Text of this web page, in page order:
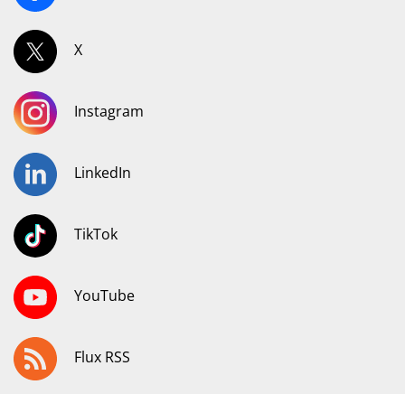
X
Instagram
LinkedIn
TikTok
YouTube
Flux RSS